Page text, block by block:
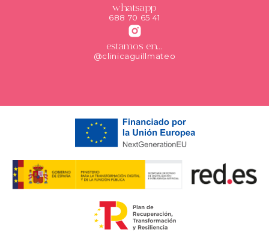
whatsapp
688 70 65 41
estamos en...
@clinicaguillmateo